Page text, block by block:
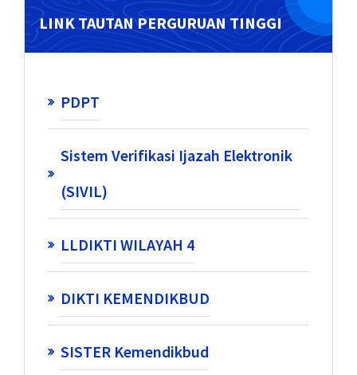
LINK TAUTAN PERGURUAN TINGGI
PDPT
Sistem Verifikasi Ijazah Elektronik
(SIVIL)
LLDIKTI WILAYAH 4
DIKTI KEMENDIKBUD
SISTER Kemendikbud